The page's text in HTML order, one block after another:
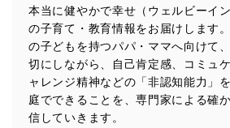
法令遵守
当社は、個人情報に関連する法令、
その他の規範を遵守します。また、当
に、これらの法令及びその他の規範
す。
個人情報の安全管理措置
本当に健やかで幸せ（ウェルビーイ
の子育て・教育情報をお届けします
の子どもを持つパパ・ママへ向けて
切にしながら、自己肯定感、コミュ
ャレンジ精神などの「非認知能力」
庭でできることを、専門家による確
信していきます。